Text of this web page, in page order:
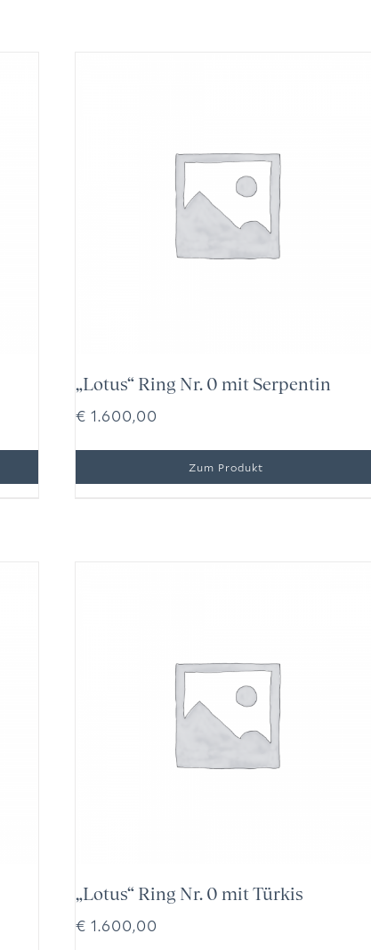
„Lotus“ Ring Nr. 0 mit Serpentin
€ 1.600,00
„Lotus“ Ring Nr. 0 mit Türkis
€ 1.600,00